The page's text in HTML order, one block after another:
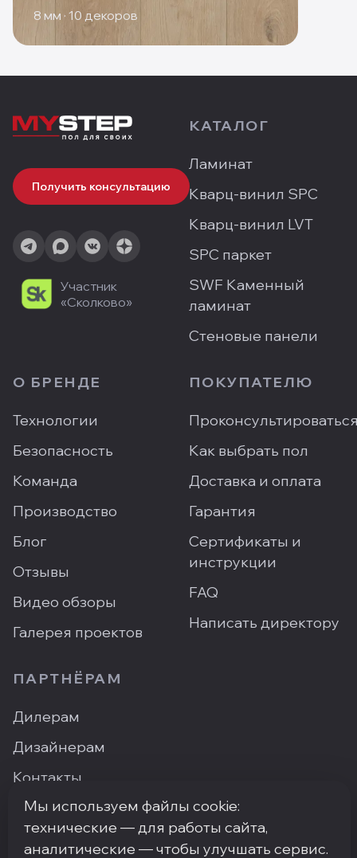
8 мм · 10 декоров
Получить консультацию
Участник
«Сколково»
КАТАЛОГ
Ламинат
Кварц-винил SPC
Кварц-винил LVT
SPC паркет
SWF Каменный
ламинат
Стеновые панели
О БРЕНДЕ
Технологии
Безопасность
Команда
Производство
Блог
Отзывы
Видео обзоры
Галерея проектов
ПОКУПАТЕЛЮ
Как выбрать пол
Доставка и оплата
Гарантия
Сертификаты и
инструкции
FAQ
Написать директору
ПАРТНЁРАМ
Дилерам
Дизайнерам
Контакты
Где купить
Мы используем файлы cookie:
технические — для работы сайта,
аналитические — чтобы улучшать сервис.